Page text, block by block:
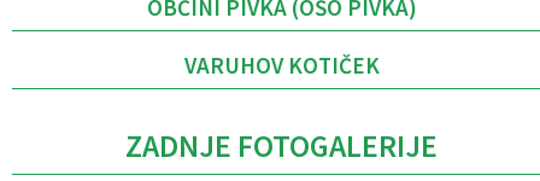
OBČINI PIVKA (OŠO PIVKA)
VARUHOV KOTIČEK
ZADNJE FOTOGALERIJE